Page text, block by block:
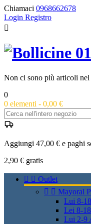
Chiamaci 0968662678
Login Registro

Non ci sono più articoli
0
0 elementi - 0,00 €
Aggiungi 47,00 € e paghi
2,90 € gratis
  Outlet
  Mayoral
Lui 8-
Lei 8-
Lui 2-9